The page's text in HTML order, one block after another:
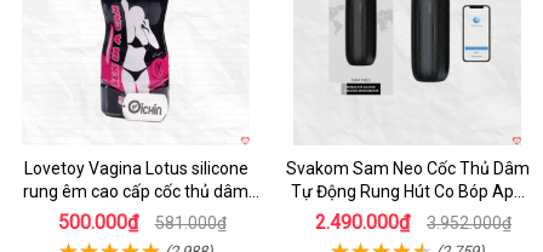
Lovetoy Vagina Lotus silicone
rung êm cao cấp cốc thủ dâm
nam
500.000₫ 581.000₫
Svakom Sam Neo Cốc Thủ Dâm
Tự Động Rung Hút Co Bóp App
Điều Khiển
2.490.000₫ 3.952.000₫